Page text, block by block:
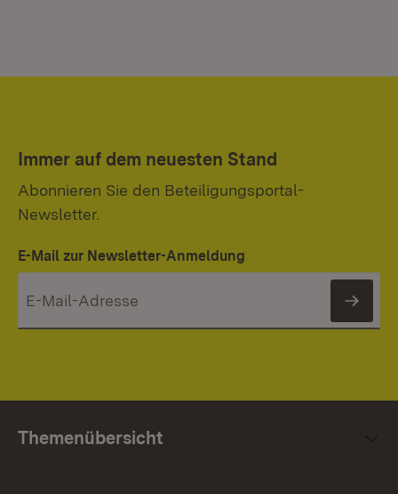
Immer auf dem neuesten Stand
Abonnieren Sie den Beteiligungsportal-
Newsletter.
E-Mail zur Newsletter-Anmeldung
Themenübersicht